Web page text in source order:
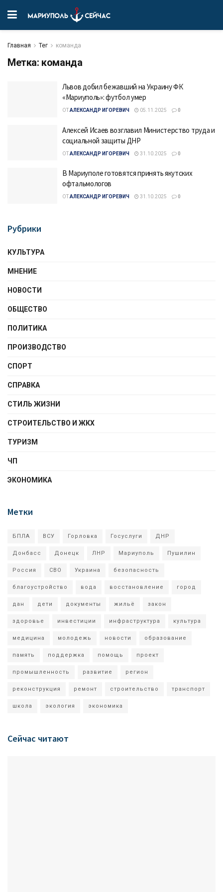
Главная Тег команда
Метка: команда
Львов добил бежавший на Украину ФК
«Мариуполь»: футбол умер
ОТАЛЕКСАНДР ИГОРЕВИЧ 05.11.2025 0
Алексей Исаев возглавил Министерство труда и
социальной защиты ДНР
ОТАЛЕКСАНДР ИГОРЕВИЧ 31.10.2025 0
В Мариуполе готовятся принять якутских
офтальмологов
ОТАЛЕКСАНДР ИГОРЕВИЧ 31.10.2025 0
Рубрики
КУЛЬТУРА
МНЕНИЕ
НОВОСТИ
ОБЩЕСТВО
ПОЛИТИКА
ПРОИЗВОДСТВО
СПОРТ
СПРАВКА
СТИЛЬ ЖИЗНИ
СТРОИТЕЛЬСТВО И ЖКХ
ТУРИЗМ
ЧП
ЭКОНОМИКА
Метки
БПЛА ВСУ Горловка Госуслуги ДНР
Донбасс Донецк ЛНР Мариуполь Пушилин
Россия СВО Украина безопасность
благоустройство вода восстановление город
дан дети документы жильё закон
здоровье инвестиции инфраструктура культура
медицина молодежь новости образование
память поддержка помощь проект
промышленность развитие регион
реконструкция ремонт строительство транспорт
школа экология экономика
Сейчас читают